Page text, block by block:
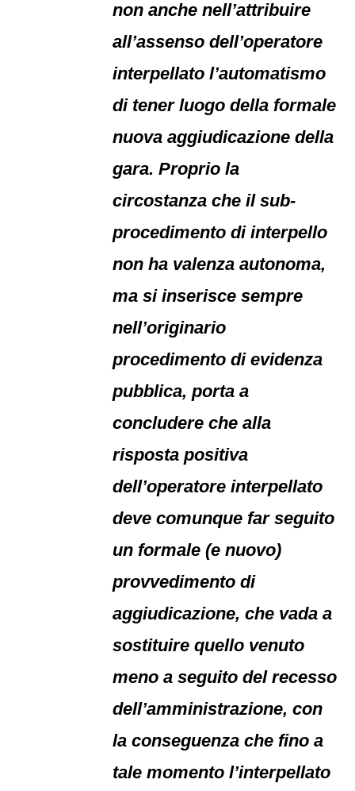
non anche nell’attribuire
all’assenso dell’operatore
interpellato l’automatismo
di tener luogo della formale
nuova aggiudicazione della
gara. Proprio la
circostanza che il sub-
procedimento di interpello
non ha valenza autonoma,
ma si inserisce sempre
nell’originario
procedimento di evidenza
pubblica, porta a
concludere che alla
risposta positiva
dell’operatore interpellato
deve comunque far seguito
un formale (e nuovo)
provvedimento di
aggiudicazione, che vada a
sostituire quello venuto
meno a seguito del recesso
dell’amministrazione, con
la conseguenza che fino a
tale momento l’interpellato